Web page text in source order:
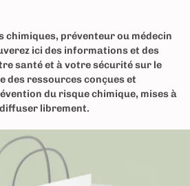
préventeur ou médecin
ici des informations et des
santé et à votre sécurité sur le
des ressources conçues et
du risque chimique, mises à
librement.